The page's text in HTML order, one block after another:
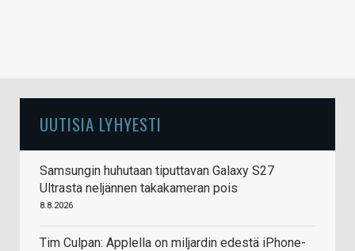
UUTISIA LYHYESTI
Samsungin huhutaan tiputtavan Galaxy S27
Ultrasta neljännen takakameran pois
8.8.2026
Tim Culpan: Applella on miljardin edestä iPhone-